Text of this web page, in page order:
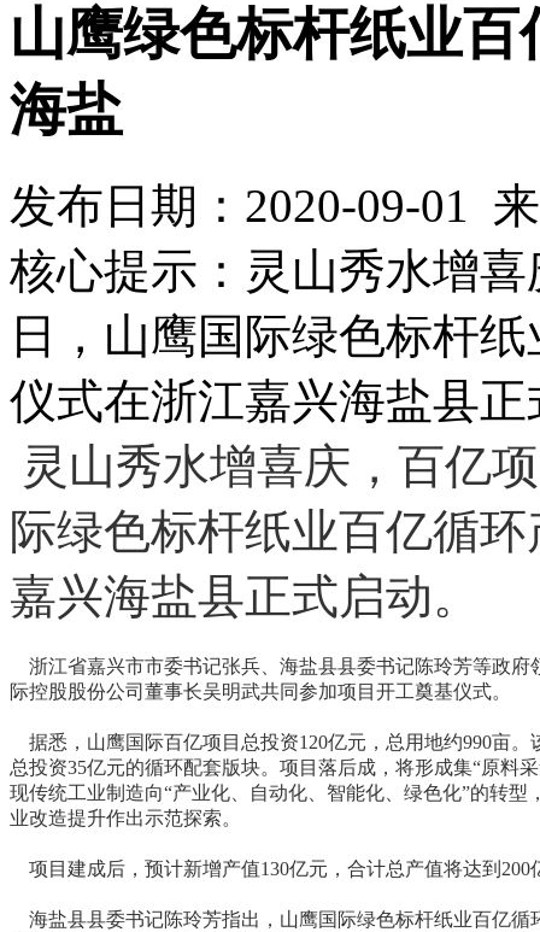
山鹰绿色标杆纸业
海盐
发布日期：2020-09-01
核心提示：灵山秀水增
日，山鹰国际绿色标杆
仪式在浙江嘉兴海盐县
灵山秀水增喜庆，百亿
际绿色标杆纸业百亿循
嘉兴海盐县正式启动。
浙江省嘉兴市市委书记张兵、海盐县县委书记陈玲芳等政
际控股股份公司董事长吴明武共同参加项目开工奠基仪式。
据悉，山鹰国际百亿项目总投资120亿元，总用地约990亩
总投资35亿元的循环配套版块。项目落后成，将形成集“原料
现传统工业制造向“产业化、自动化、智能化、绿色化”的转
业改造提升作出示范探索。
项目建成后，预计新增产值130亿元，合计总产值将达到200
海盐县县委书记陈玲芳指出，山鹰国际绿色标杆纸业百亿